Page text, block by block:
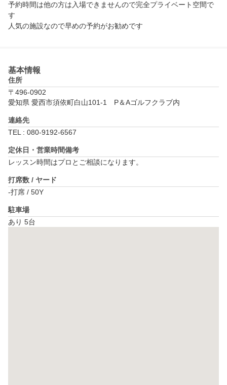
予約時間は他の方は入場できませんので完全プライベート空間で
す
人気の施設なので早めの予約がお勧めです
基本情報
住所
〒496-0902
愛知県 愛西市須依町白山101-1　P＆Aゴルフクラブ内
連絡先
TEL : 080-9192-6567
定休日・営業時間備考
レッスン時間はプロとご相談になります。
打席数 / ヤード
-打席 / 50Y
駐車場
あり 5台